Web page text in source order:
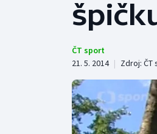
Tenis
Cyklistika
ČT sport
21. 5. 2014 | Zdroj: ČT